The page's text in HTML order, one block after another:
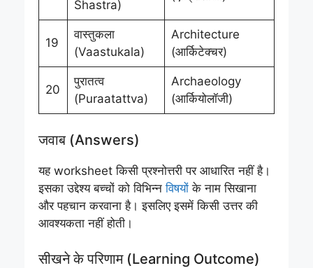
Shastra)
19
वास्तुकला
(Vaastukala)
Architecture
(आर्किटेक्चर)
20
पुरातत्व
(Puraatattva)
Archaeology
(आर्कियोलॉजी)
जवाब (Answers)
यह worksheet किसी प्रश्नोत्तरी पर आधारित नहीं है।
इसका उद्देश्य बच्चों को विभिन्नविषयों के नाम सिखाना
और पहचान करवाना है। इसलिए इसमें किसी उत्तर की
आवश्यकता नहीं होती।
सीखने के परिणाम (Learning Outcome)